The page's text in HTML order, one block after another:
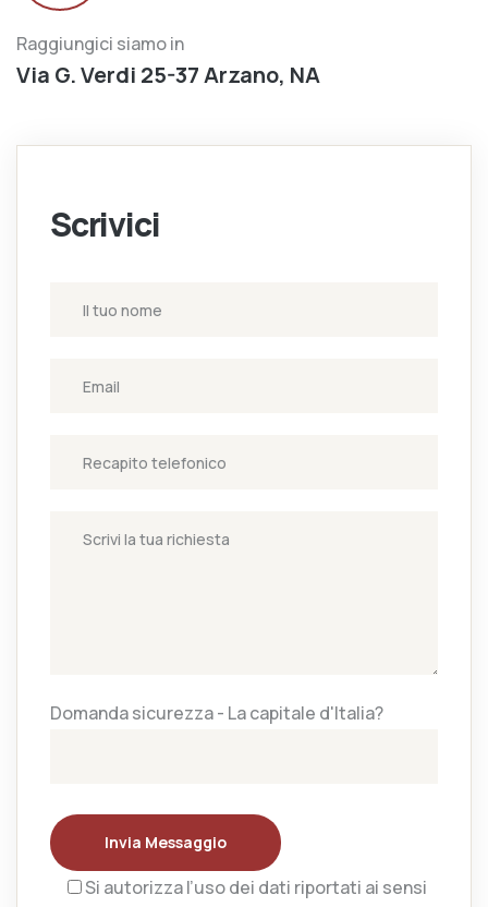
Raggiungici siamo in
Via G. Verdi 25-37 Arzano, NA
Scrivici
Domanda sicurezza - La capitale d'Italia?
Invia Messaggio
Si autorizza l’uso dei dati riportati ai sensi